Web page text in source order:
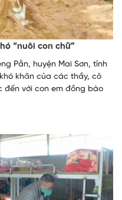
“nuôi con chữ”
Pằn, huyện Mai Sơn, tỉnh
khăn của các thầy, cô
đến với con em đồng bào